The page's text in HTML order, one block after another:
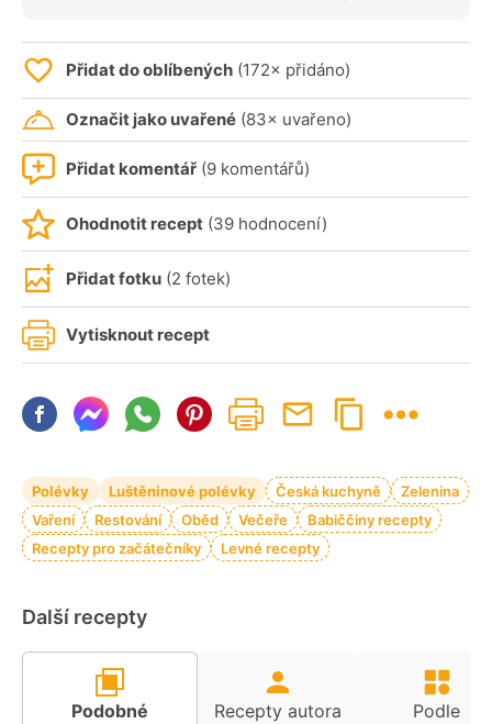
Přidat do oblíbených (172× přidáno)
Označit jako uvařené (83× uvařeno)
Přidat komentář (9 komentářů)
Ohodnotit recept (39 hodnocení)
Přidat fotku (2 fotek)
Vytisknout recept
Polévky Luštěninové polévky Česká kuchyně
Zelenina
Vaření
Restování Oběd Večeře
Babiččiny recepty
Recepty pro začátečníky
Levné recepty
Další recepty
Podobné
Recepty autora
Podle